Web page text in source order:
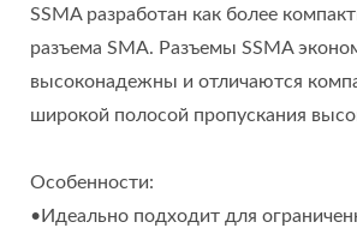
SSMA разработан как более
разъема SMA. Разъемы SSMA
высоконадежны и отличаются
широкой полосой пропускания
Особенности:
•Идеально подходит для